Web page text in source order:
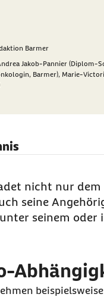
Barmer
Jakob-Pannier (Diplom-
Barmer), Marie-
von
im Interview:
Betroffenen der
Umgang
nicht nur dem
seine
seinem oder